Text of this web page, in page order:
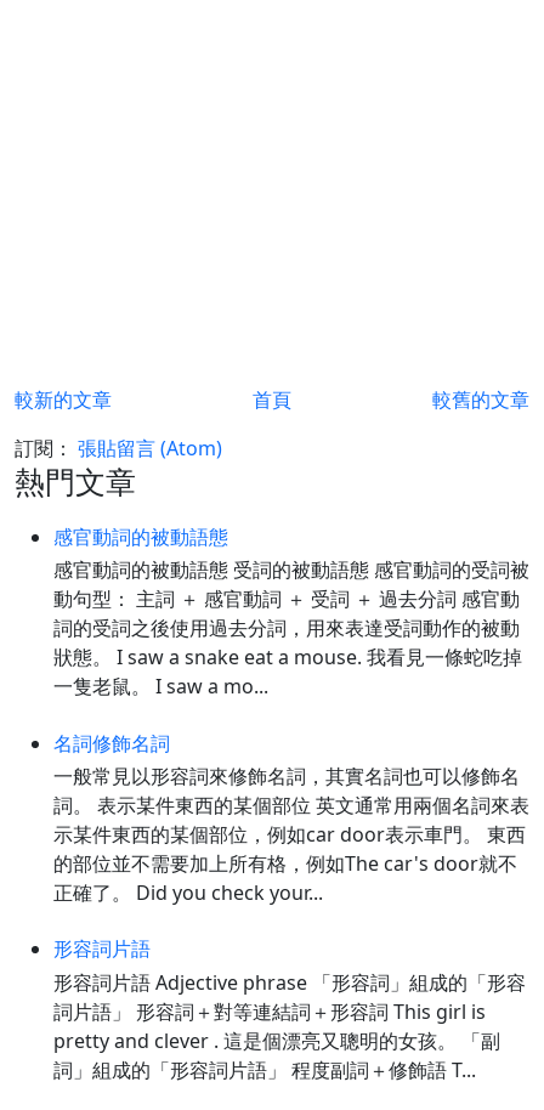
較新的文章 較舊的文章
首頁
訂閱： 張貼留言 (Atom)
熱門文章
感官動詞的被動語態
感官動詞的被動語態 受詞的被動語態 感官動詞的受詞被
動句型： 主詞 ＋ 感官動詞 ＋ 受詞 ＋ 過去分詞 感官動
詞的受詞之後使用過去分詞，用來表達受詞動作的被動
狀態。 I saw a snake eat a mouse. 我看見一條蛇吃掉
一隻老鼠。 I saw a mo...
名詞修飾名詞
一般常見以形容詞來修飾名詞，其實名詞也可以修飾名
詞。 表示某件東西的某個部位 英文通常用兩個名詞來表
示某件東西的某個部位，例如car door表示車門。 東西
的部位並不需要加上所有格，例如The car's door就不
正確了。 Did you check your...
形容詞片語
形容詞片語 Adjective phrase 「形容詞」組成的「形容
詞片語」 形容詞＋對等連結詞＋形容詞 This girl is
pretty and clever . 這是個漂亮又聰明的女孩。 「副
詞」組成的「形容詞片語」 程度副詞＋修飾語 T...